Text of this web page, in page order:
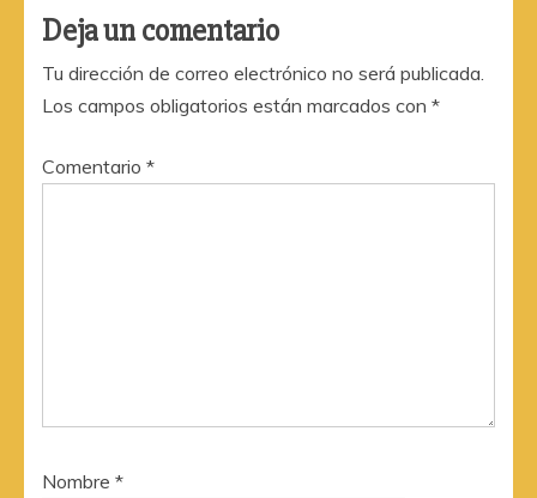
Deja un comentario
Tu dirección de correo electrónico no será publicada.
Los campos obligatorios están marcados con *
Comentario *
Nombre *